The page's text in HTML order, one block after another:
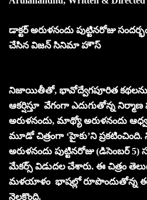
డాక్టర్ అరుళనందు పుట్టినరోజు
చేసిన విజన్ సినిమా హౌస్
నిజాయితీతో, భావోద్వేగపూరిత కథలను
ఆక‌ర్షిస్తూ వేగంగా ఎదుగుతోన్న‌
అరుళ‌నందు, మాథ్యో అరుళ‌నందు
మూడో చిత్రంగా ‘హైకు’ని ప్రకటించింది.
అరుళ‌నందు పుట్టిన‌రోజు (డిసెంబ‌ర్ 5)
మేకర్స్ విడుదల చేశారు. ఈ చిత్రం
మళయాళం భాషల్లో రూపొందుతోన్న
నెల‌కొంది.